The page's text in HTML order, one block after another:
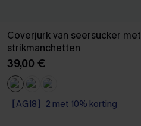
Coverjurk van seersucker met
strikmanchetten
39,00 €
【AG18】2 met 10% korting